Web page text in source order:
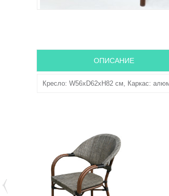
ОПИСАНИЕ
Кресло: W56хD62xH82 см, Каркас: